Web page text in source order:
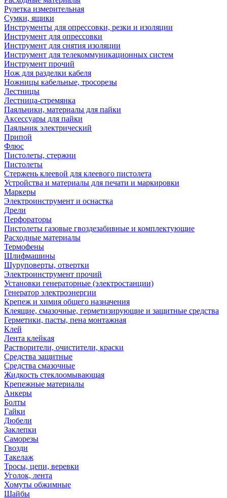
Рулетка измерительная
Сумки, ящики
Инструменты для опрессовки, резки и изоляции
Инструмент для опрессовки
Инструмент для снятия изоляции
Инструмент для телекоммуникационных систем
Инструмент прочий
Нож для разделки кабеля
Ножницы кабельные, тросорезы
Лестницы
Лестница-стремянка
Паяльники, материалы для пайки
Аксессуары для пайки
Паяльник электрический
Припой
Флюс
Пистолеты, стержни
Пистолеты
Стержень клеевой для клеевого пистолета
Устройства и материалы для печати и маркировки
Маркеры
Электроинструмент и оснастка
Дрели
Перфораторы
Пистолеты газовые гвоздезабивные и комплектующие
Расходные материалы
Термофены
Шлифмашины
Шуруповерты, отвертки
Электроинструмент прочий
Установки генераторные (электростанции)
Генератор электроэнергии
Крепеж и химия общего назначения
Клеящие, смазочные, герметизирующие и защитные средства
Герметики, пасты, пена монтажная
Клей
Лента клейкая
Растворители, очистители, краски
Средства защитные
Средства смазочные
Жидкость стеклоомывающая
Крепежные материалы
Анкеры
Болты
Гайки
Дюбели
Заклепки
Саморезы
Гвозди
Такелаж
Тросы, цепи, веревки
Уголок, лента
Хомуты обжимные
Шайбы